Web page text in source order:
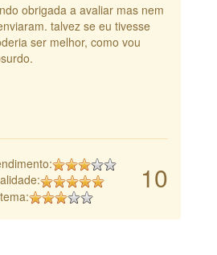
obrigada a avaliar mas nem
talvez se eu tivesse
ser melhor, como vou
10